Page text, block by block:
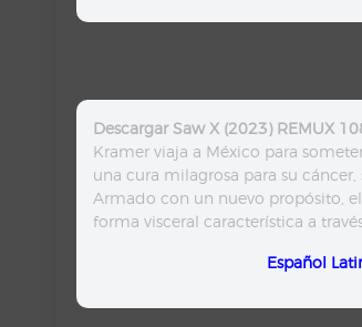
Descargar Saw X (2023) REMUX
Kramer viaja a México para
una cura milagrosa para su
Armado con un nuevo propósito,
forma visceral característica a
Español